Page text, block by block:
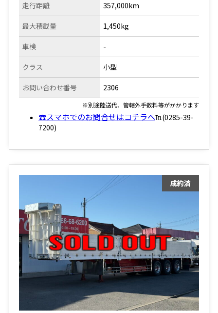
走行距離 357,000km
最大積載量
車検
クラス
お問い合わせ番号
1,450kg
-
小型
2306
※別途陸送代、管轄外手数料等がかかります
☎スマホでのお問合せはコチラへ℡(0285-39-
7200)